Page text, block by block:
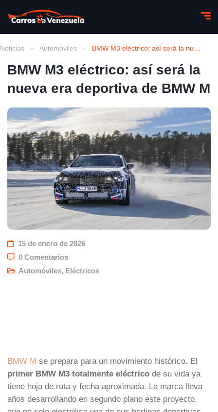
Noticias - Automóviles -
BMW M3 eléctrico: así será la
nueva era deportiva de BMW M
15 de enero de 2026
0 Comentarios
Automóviles, Eléctricos
BMW M se prepara para un movimiento histórico. El
primer BMW M3 totalmente eléctrico de su vida ya
tiene hoja de ruta y fecha aproximada. La marca lleva
años desarrollando en segundo plano este proyecto,